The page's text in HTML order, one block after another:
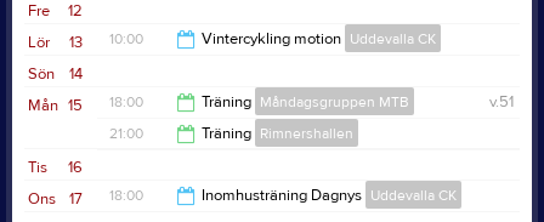
12
Fre
13
Lör 10:00 Vintercykling motion Uddevalla CK
12:00
14
Sön
15
Mån v.51
18:00 Träning Måndagsgruppen MTB
21:00 Träning Rimnershallen
22:30
16
Tis
17
Ons 18:00 Inomhusträning Dagnys Uddevalla CK